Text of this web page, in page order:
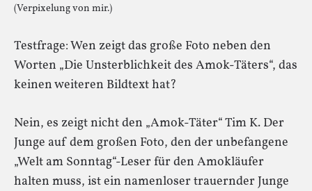
(Verpixelung von mir.)
Testfrage: Wen zeigt das große Foto neben den
Worten „Die Unsterblichkeit des Amok-Täters“, das
keinen weiteren Bildtext hat?
Nein, es zeigt nicht den „Amok-Täter“ Tim K. Der
Junge auf dem großen Foto, den der unbefangene
„Welt am Sonntag“-Leser für den Amokläufer
halten muss, ist ein namenloser trauernder Junge